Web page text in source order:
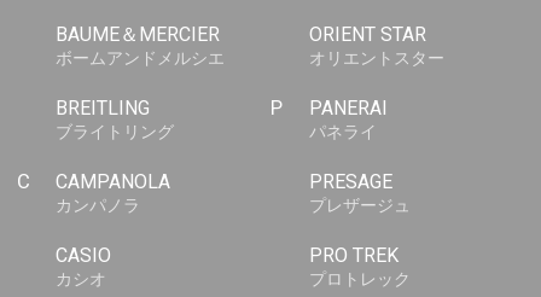
BAUME＆MERCIER
ボームアンドメルシエ
BREITLING
ブライトリング
C CAMPANOLA
カンパノラ
CASIO
カシオ
ORIENT STAR
オリエントスター
P PANERAI
パネライ
PRESAGE
プレザージュ
PRO TREK
プロトレック